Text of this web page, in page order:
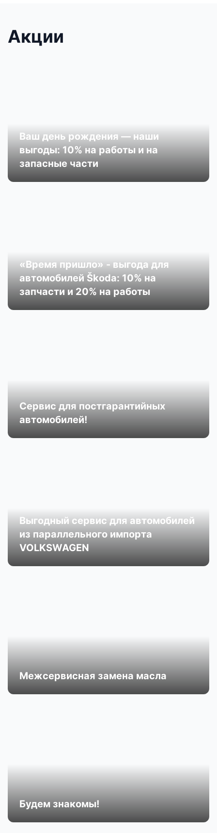
Акции
Ваш день рождения — наши
выгоды: 10% на работы и на
запасные части
«Время пришло» - выгода для
автомобилей Škoda: 10% на
запчасти и 20% на работы
Сервис для постгарантийных
автомобилей!
Выгодный сервис для автомобилей
из параллельного импорта
VOLKSWAGEN
Межсервисная замена масла
Будем знакомы!